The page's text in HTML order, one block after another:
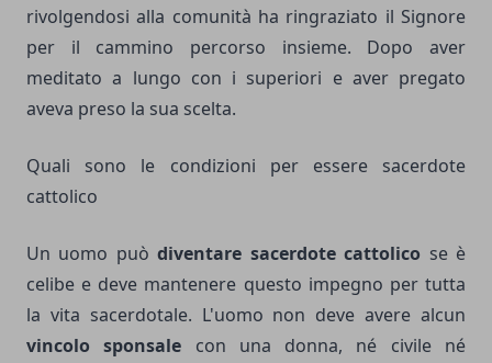
rivolgendosi alla comunità ha ringraziato il Signore
per il cammino percorso insieme. Dopo aver
meditato a lungo con i superiori e aver pregato
aveva preso la sua scelta.
Quali sono le condizioni per essere sacerdote
cattolico
Un uomo puòdiventare sacerdote cattolico se è
celibe e deve mantenere questo impegno per tutta
la vita sacerdotale. L'uomo non deve avere alcun
vincolo sponsale con una donna, né civile né